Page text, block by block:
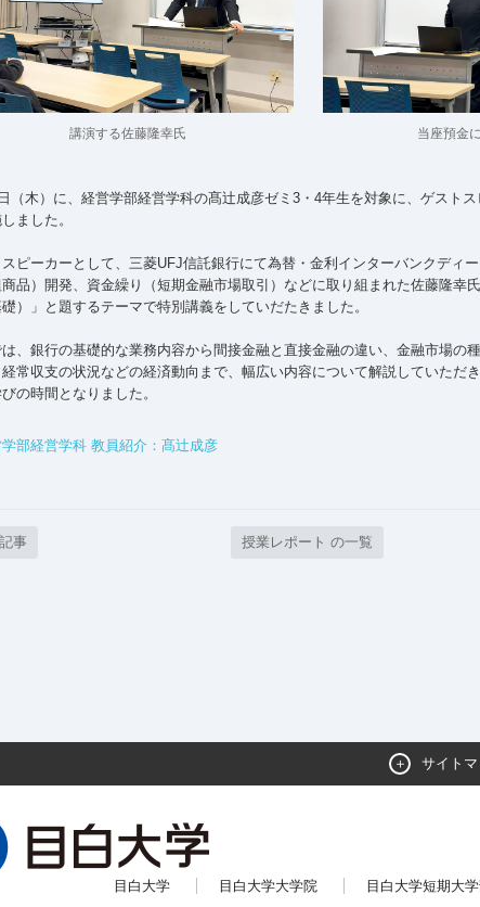
講演する佐藤隆幸氏 当座預金
（木）に、経営学部経営学科の髙辻成彦ゼミ3・4年生を対象に、ゲスト
ました。
ピーカーとして、三菱UFJ信託銀行にて為替・金利インターバンクディ
商品）開発、資金繰り（短期金融市場取引）などに取り組まれた佐藤隆幸
）」と題するテーマで特別講義をしていだたきました。
、銀行の基礎的な業務内容から間接金融と直接金融の違い、金融市場の
常収支の状況などの経済動向まで、幅広い内容について解説していただ
の時間となりました。
部経営学科 教員紹介：髙辻成彦
事 授業レポート の一覧
サイト
目白大学 目白大学大学院 目白大学短期大